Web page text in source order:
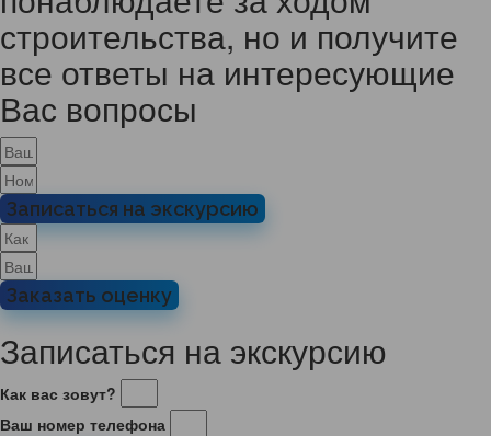
строительства, но и получите
все ответы на интересующие
Вас вопросы
Записаться на экскурсию
Заказать оценку
Записаться на экскурсию
Как вас зовут?
Ваш номер телефона